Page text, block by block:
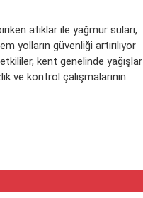
atıklar ile yağmur suları,
yolların güvenliği artırılıyor
kent genelinde yağışlar
ve kontrol çalışmalarının